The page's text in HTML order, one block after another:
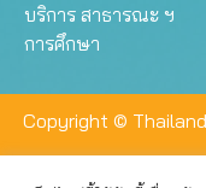
บริการ สาธารณะ ฯ
การศึกษา
Copyright ©